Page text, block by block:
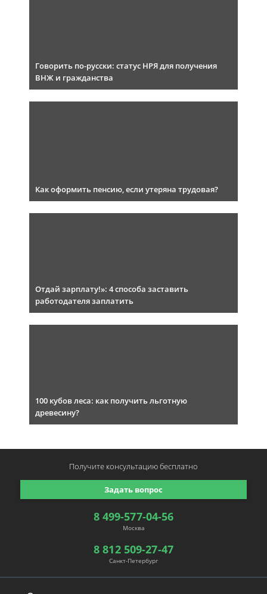
Говорить по-русски: статус НРЯ для получения
ВНЖ и гражданства
Как оформить пенсию, если утеряна трудовая?
Отдай зарплату!»: 4 способа заставить
работодателя заплатить
100 кубов леса: как получить льготную
древесину?
8 499-577-04-56
Москва
8 812 509-27-47
Санкт-Петербург
Задать вопрос
Получите консультациюбесплатно